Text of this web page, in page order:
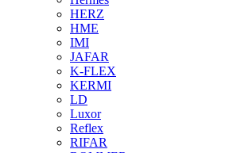
HERZ
HME
IMI
JAFAR
K-FLEX
KERMI
LD
Luxor
Reflex
RIFAR